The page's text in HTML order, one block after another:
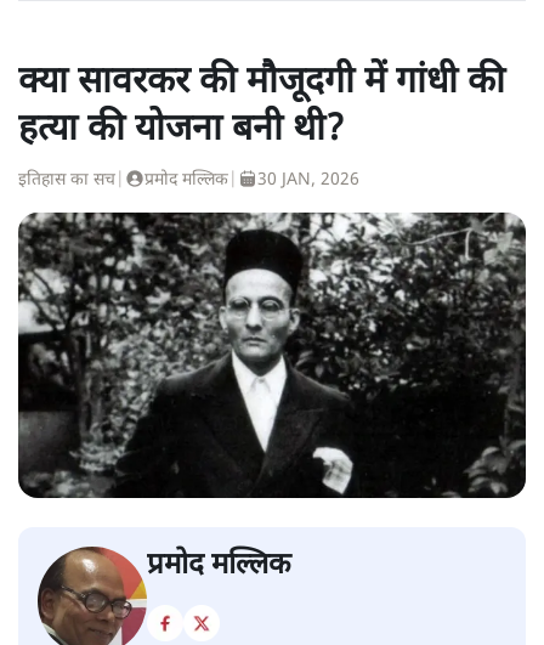
क्या सावरकर की मौजूदगी में गांधी की
हत्या की योजना बनी थी?
इतिहास का सच प्रमोद मल्लिक 30 JAN, 2026
प्रमोद मल्लिक